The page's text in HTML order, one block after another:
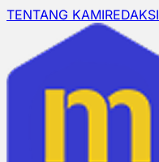
TENTANG KAMIREDAKSI